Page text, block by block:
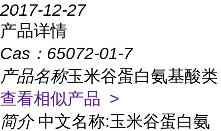
2017-12-27
产品详情
Cas： 65072-01-7
产品名称玉米谷蛋白氨基酸类
查看相似产品 >
简介 中文名称:玉米谷蛋白氨